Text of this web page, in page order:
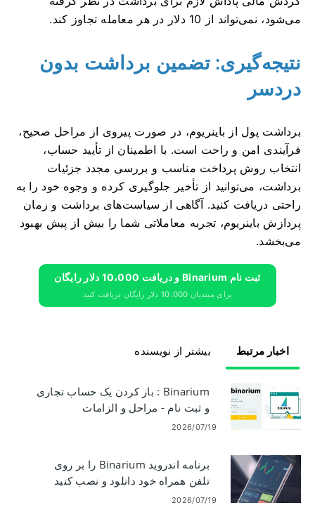
می‌شود، نمی‌تواند از 10 دلار در هر معامله تجاوز کند.
نتیجه‌گیری: تضمین برداشت بدون
دردسر
برداشت پول از باینریوم، در صورت پیروی از مراحل صحیح،
فرآیندی امن و راحت است. با اطمینان از تأیید حساب،
انتخاب روش پرداخت مناسب و بررسی مجدد جزئیات
برداشت، می‌توانید از تأخیر جلوگیری کرده و وجوه خود را به
راحتی دریافت کنید. آگاهی از سیاست‌های برداشت و زمان
پردازش باینریوم، تجربه معاملاتی شما را بیش از پیش بهبود
می‌بخشد.
ثبت نام Binarium و دریافت 10،000 دلار رایگان
برای مبتدیان 10،000 دلار رایگان دریافت کنید
بیشتر از نویسنده اخبار مرتبط
Binarium : باز کردن یک حساب تجاری
و ثبت نام - مراحل و الزامات
2026/07/19
برنامه اندروید Binarium را بر روی
تلفن همراه خود دانلود و نصب کنید
2026/07/19